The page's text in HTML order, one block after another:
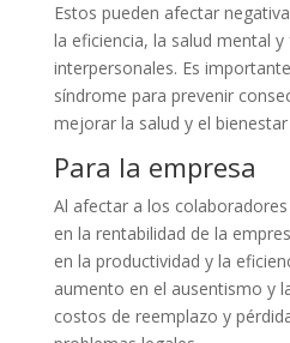
Estos pueden afectar
la eficiencia, la salud mental
interpersonales. Es
síndrome para prevenir
mejorar la salud y el
Para la empresa
Al afectar a los
en la rentabilidad de la
en la productividad y la
aumento en el ausentismo y
costos de reemplazo y